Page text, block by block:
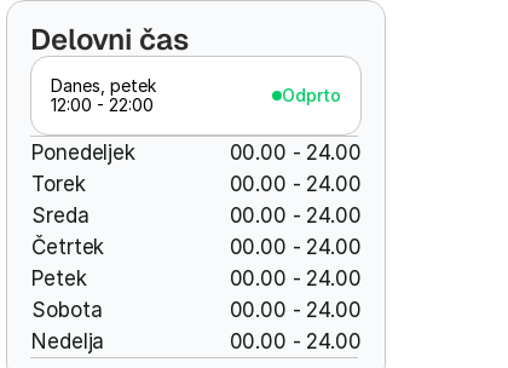
Delovni čas
Danes, petek
12:00 - 22:00
Odprto
Ponedeljek
00.00 - 24.00
Torek
00.00 - 24.00
Sreda
00.00 - 24.00
Četrtek
00.00 - 24.00
Petek
00.00 - 24.00
Sobota
00.00 - 24.00
Nedelja
00.00 - 24.00